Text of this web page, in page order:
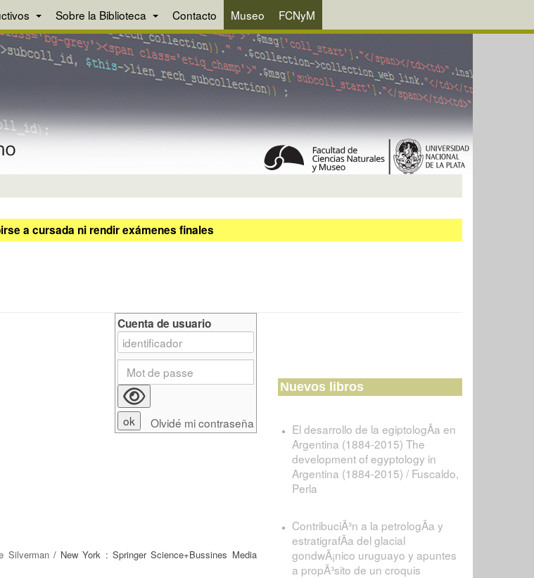
Sobre la Biblioteca Contacto Museo FCNyM
a cursada ni rendir exámenes finales
Silverman/ New York : Springer Science+Bussines Media
Cuenta de usuario
Olvidé mi contraseña
Nuevos libros
El desarrollo de la egiptologÃ­a en
Argentina (1884-2015) The
development of egyptology in
Argentina (1884-2015) / Fuscaldo,
Perla
ContribuciÃ³n a la petrologÃ­a y
estratigrafÃ­a del glacial
gondwÃ¡nico uruguayo y apuntes
a propÃ³sito de un croquis